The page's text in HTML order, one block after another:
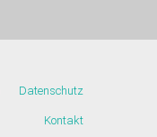
Datenschutz
Kontakt